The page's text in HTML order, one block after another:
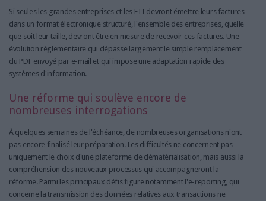
Si seules les grandes entreprises et les ETI devront émettre leurs factures
dans un format électronique structuré, l'ensemble des entreprises, quelle
que soit leur taille, devront être en mesure de recevoir ces factures. Une
évolution réglementaire qui dépasse largement le simple remplacement
du PDF envoyé par e-mail et qui impose une adaptation rapide des
systèmes d'information.
Une réforme qui soulève encore de
nombreuses interrogations
À quelques semaines de l'échéance, de nombreuses organisations n'ont
pas encore finalisé leur préparation. Les difficultés ne concernent pas
uniquement le choix d'une plateforme de dématérialisation, mais aussi la
compréhension des nouveaux processus qui accompagneront la
réforme. Parmi les principaux défis figure notamment l'e-reporting, qui
concerne la transmission des données relatives aux transactions ne